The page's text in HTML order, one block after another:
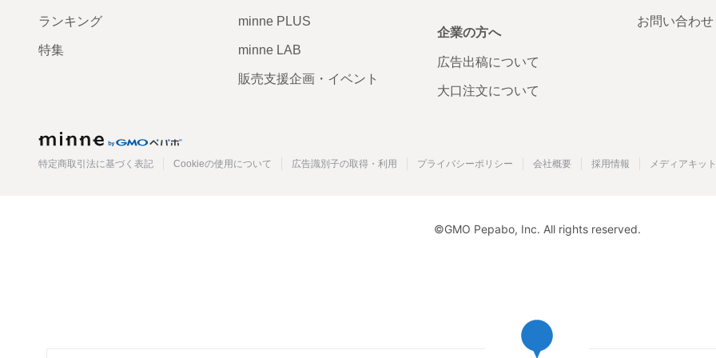
ランキング
特集
minne PLUS
minne LAB
販売支援企画・イベント
企業の方へ
広告出稿について
大口注文について
お問い合わせ
特定商取引法に基づく表記 Cookieの使用について 広告識別子の取得・利用 プライバシーポリシー 会社概要 採用情報 メディアキット
©GMO Pepabo, Inc. All rights reserved.